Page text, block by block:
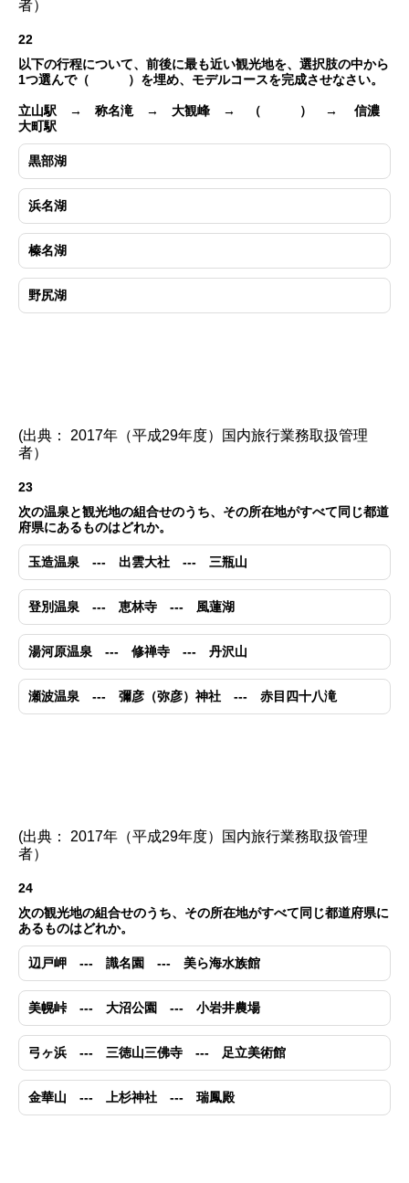
者）
22
以下の行程について、前後に最も近い観光地を、選択肢の中から
1つ選んで（ ）を埋め、モデルコースを完成させなさい。
立山駅 → 称名滝 → 大観峰 → （ ） → 信濃
大町駅
黒部湖
浜名湖
榛名湖
野尻湖
(出典： 2017年（平成29年度）国内旅行業務取扱管理
者）
23
次の温泉と観光地の組合せのうち、その所在地がすべて同じ都道
府県にあるものはどれか。
玉造温泉 --- 出雲大社 --- 三瓶山
登別温泉 --- 恵林寺 --- 風蓮湖
湯河原温泉 --- 修禅寺 --- 丹沢山
瀬波温泉 --- 彌彦（弥彦）神社 --- 赤目四十八滝
(出典： 2017年（平成29年度）国内旅行業務取扱管理
者）
24
次の観光地の組合せのうち、その所在地がすべて同じ都道府県に
あるものはどれか。
辺戸岬 --- 識名園 --- 美ら海水族館
美幌峠 --- 大沼公園 --- 小岩井農場
弓ヶ浜 --- 三徳山三佛寺 --- 足立美術館
金華山 --- 上杉神社 --- 瑞鳳殿